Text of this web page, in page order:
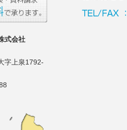
式会社
字上泉1792-